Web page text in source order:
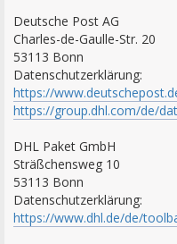
Deutsche Post AG
Charles-de-Gaulle-Str. 20
53113 Bonn
Datenschutzerklärung:
https://
https://group.dhl.com/de/
DHL Paket GmbH
Sträßchensweg 10
53113 Bonn
Datenschutzerklärung:
https://www.dhl.de/de/